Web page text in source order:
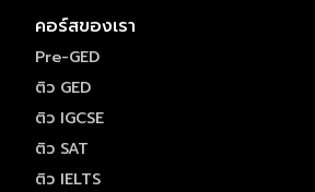
คอร์สของเรา
Pre-GED
ติว GED
ติว IGCSE
ติว SAT
ติว IELTS